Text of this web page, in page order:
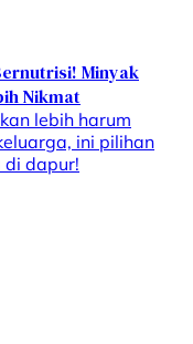
Minyak
Nikmat
lebih harum
ini pilihan
dapur!